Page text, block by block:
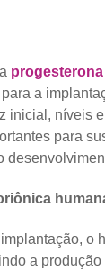
progesterona
a
inicial, níveis
para
o
a